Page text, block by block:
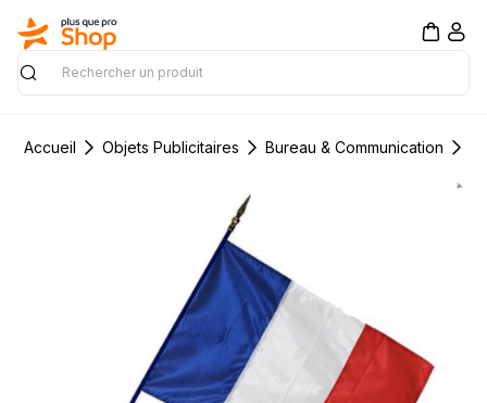
Rechercher
Accueil Objets Publicitaires Bureau & Communication